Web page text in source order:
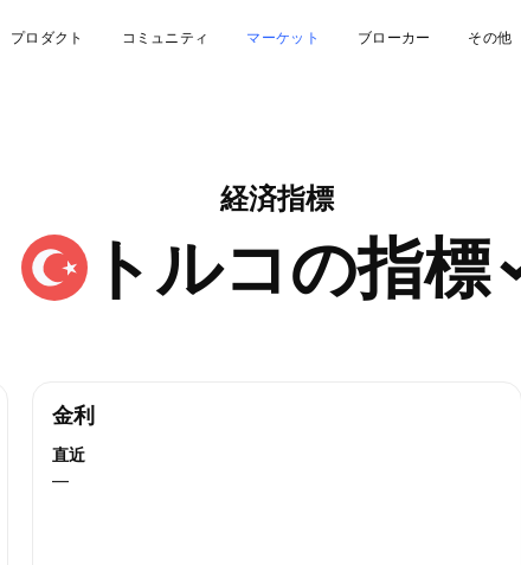
プロダクト コミュニティ マーケット ブローカー その他
経済指標
トルコの指標
金利
直近
—